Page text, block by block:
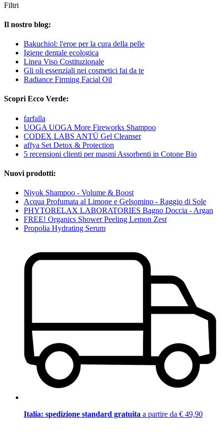
Filtri
Il nostro blog:
Bakuchiol: l'eroe per la cura della pelle
Igiene dentale ecologica
Linea Viso Costituzionale
Gli oli essenziali nei cosmetici fai da te
Radiance Firming Facial Oil
Scopri Ecco Verde:
farfalla
UOGA UOGA More Fireworks Shampoo
CODEX LABS ANTÜ Gel Cleanser
affya Set Detox & Protection
5 recensioni clienti per masmi Assorbenti in Cotone Bio
Nuovi prodotti:
Niyok Shampoo - Volume & Boost
Acqua Profumata al Limone e Gelsomino - Raggio di Sole
PHYTORELAX LABORATORIES Bagno Doccia - Argan
FREE! Organics Shower Peeling Lemon Zest
Propolia Hydrating Serum
Italia: spedizione standard gratuita a partire da € 49,90